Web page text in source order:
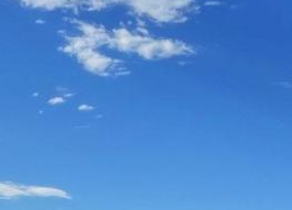
we uw reis niet
maken, maar
komen aan de
en omgevingen